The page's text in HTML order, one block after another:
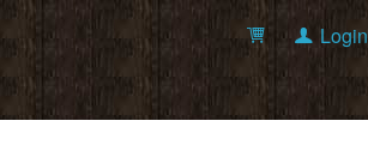
Login